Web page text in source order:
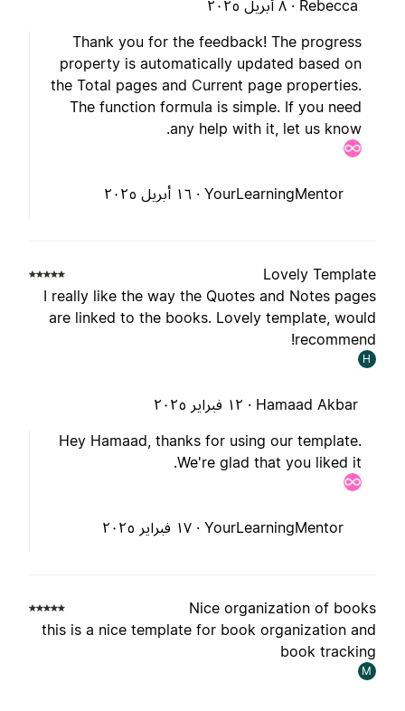
Rebecca ·
٨ أبريل ٢٠٢٥
Thank you for the feedback! The progress
property is automatically updated based on
the Total pages and Current page properties.
The function formula is simple. If you need
any help with it, let us know.
YourLearningMentor · ١٦ أبريل ٢٠٢٥
Lovely
I really like the way the Quotes and Notes
are linked to the books. Lovely template,
Hamaad Akbar ·
١٢ فبراير ٢٠٢٥
Hey Hamaad, thanks for using our template.
We're glad that you liked it.
YourLearningMentor · ١٧ فبراير ٢٠٢٥
Nice organization of
this is a nice template for book organization
book